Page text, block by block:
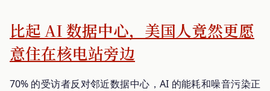
比起 AI 数据中心，美国人竟然更愿
意住在核电站旁边
70% 的受访者反对邻近数据中心，AI 的能耗和噪音污染正